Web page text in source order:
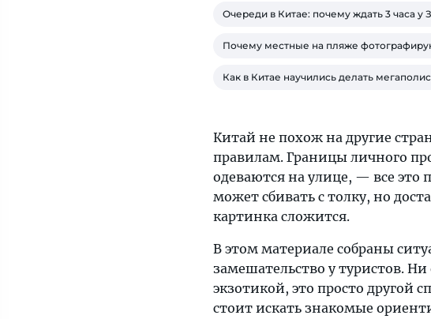
страны,
практически
здесь
своим
правилам.
Границы
личного
пространства,
время
Очереди в Китае: почему ждать 3 часа у
Почему местные на пляже
Как в Китае научились делать
Китай не похож на другие
правилам. Границы личного
одеваются на улице, — все это
может сбивать с толку, но
картинка сложится.
В этом материале собраны
замешательство у туристов.
экзотикой, это просто другой
стоит искать знакомые